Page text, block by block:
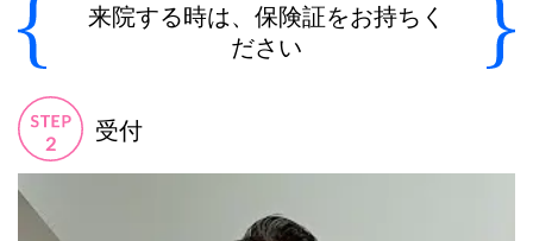
来院する時は、保険証をお持ちく
ださい
受付